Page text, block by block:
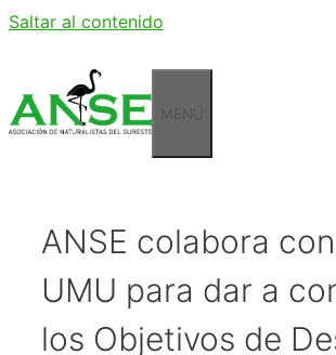
Saltar al contenido
ANSE colabora
UMU para dar a
los Objetivos de